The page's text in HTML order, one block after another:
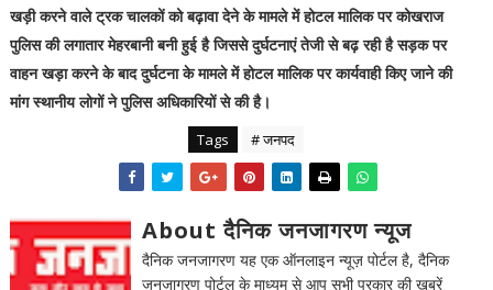
खड़ी करने वाले ट्रक चालकों को बढ़ावा देने के मामले में होटल मालिक पर कोखराज
पुलिस की लगातार मेहरबानी बनी हुई है जिससे दुर्घटनाएं तेजी से बढ़ रही है सड़क पर
वाहन खड़ा करने के बाद दुर्घटना के मामले में होटल मालिक पर कार्यवाही किए जाने की
मांग स्थानीय लोगों ने पुलिस अधिकारियों से की है।
Tags # जनपद
About दैनिक जनजागरण न्यूज
दैनिक जनजागरण यह एक ऑनलाइन न्यूज़ पोर्टल है, दैनिक
जनजागरण पोर्टल के माध्यम से आप सभी प्रकार की खबरें